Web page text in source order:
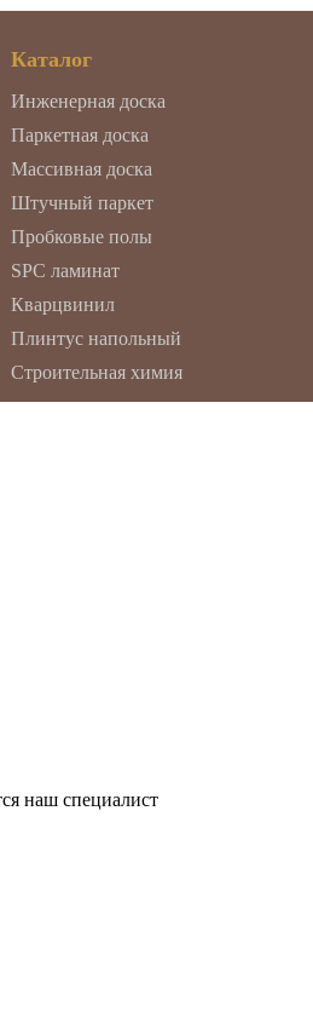
Каталог
Инженерная доска
Паркетная доска
Массивная доска
Штучный паркет
Пробковые полы
SPC ламинат
Кварцвинил
Плинтус напольный
Строительная химия
наш специалист